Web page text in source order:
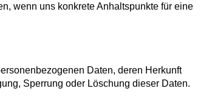
wenn uns konkrete Anhaltspunkte für eine
Daten, deren Herkunft
Sperrung oder Löschung dieser Daten.